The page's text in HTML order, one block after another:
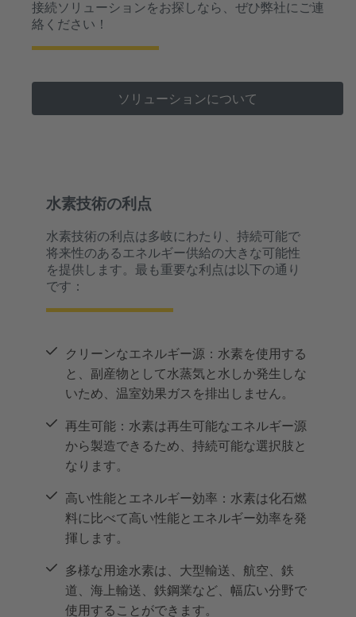
接続ソリューションをお探しなら、ぜひ弊社にご連
絡ください！
ソリューションについて
水素技術の利点
水素技術の利点は多岐にわたり、持続可能で
将来性のあるエネルギー供給の大きな可能性
を提供します。最も重要な利点は以下の通り
です：
クリーンなエネルギー源：水素を使用する
と、副産物として水蒸気と水しか発生しな
いため、温室効果ガスを排出しません。
再生可能：水素は再生可能なエネルギー源
から製造できるため、持続可能な選択肢と
なります。
高い性能とエネルギー効率：水素は化石燃
料に比べて高い性能とエネルギー効率を発
揮します。
多様な用途水素は、大型輸送、航空、鉄
道、海上輸送、鉄鋼業など、幅広い分野で
使用することができます。